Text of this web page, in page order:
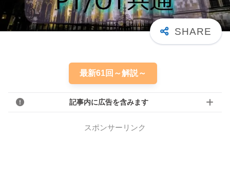
最新61回～解説～
記事内に広告を含みます
スポンサーリンク